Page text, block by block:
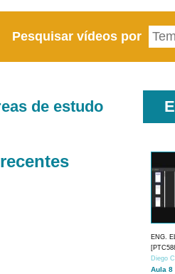
Pesquisar vídeos por
de estudo
ENG.
Diego
Aula 8